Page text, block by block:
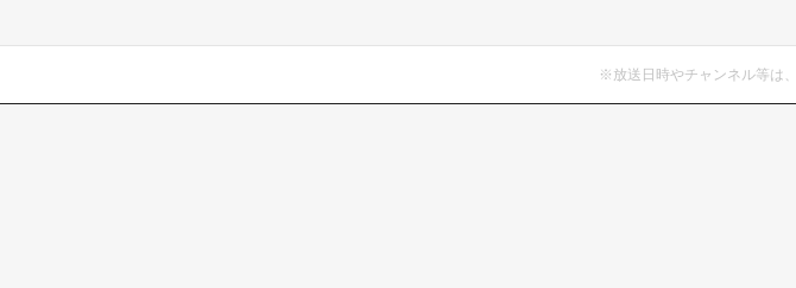
※放送日時やチャンネル等は